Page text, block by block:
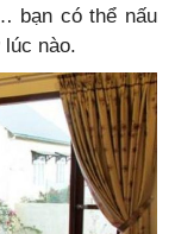
bạn có thể nấu
nào.